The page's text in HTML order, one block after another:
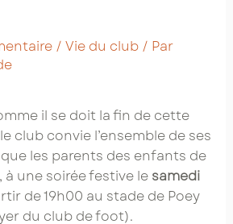
/ Vie du club/ Par
il se doit la fin de cette
club convie l’ensemble de ses
les parents des enfants de
à une soirée festive le samedi
de 19h00 au stade de Poey
du club de foot).